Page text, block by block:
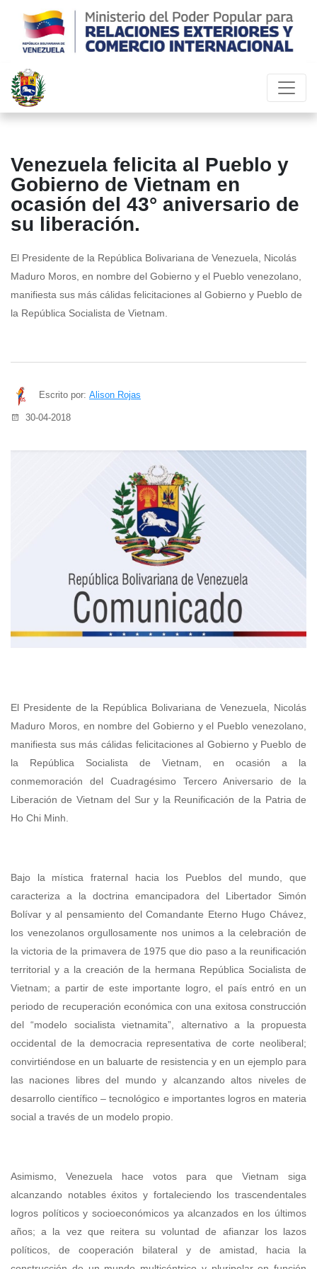
Venezuela felicita al Pueblo y
Gobierno de Vietnam en
ocasión del 43° aniversario de
su liberación.
El Presidente de la República Bolivariana de Venezuela, Nicolás
Maduro Moros, en nombre del Gobierno y el Pueblo venezolano,
manifiesta sus más cálidas felicitaciones al Gobierno y Pueblo de
la República Socialista de Vietnam.
Escrito por: Alison Rojas
30-04-2018
El Presidente de la República Bolivariana de Venezuela, Nicolás
Maduro Moros, en nombre del Gobierno y el Pueblo venezolano,
manifiesta sus más cálidas felicitaciones al Gobierno y Pueblo de
la República Socialista de Vietnam, en ocasión a la
conmemoración del Cuadragésimo Tercero Aniversario de la
Liberación de Vietnam del Sur y la Reunificación de la Patria de
Ho Chi Minh.
Bajo la mística fraternal hacia los Pueblos del mundo, que
caracteriza a la doctrina emancipadora del Libertador Simón
Bolívar y al pensamiento del Comandante Eterno Hugo Chávez,
los venezolanos orgullosamente nos unimos a la celebración de
la victoria de la primavera de 1975 que dio paso a la reunificación
territorial y a la creación de la hermana República Socialista de
Vietnam; a partir de este importante logro, el país entró en un
periodo de recuperación económica con una exitosa construcción
del “modelo socialista vietnamita”, alternativo a la propuesta
occidental de la democracia representativa de corte neoliberal;
convirtiéndose en un baluarte de resistencia y en un ejemplo para
las naciones libres del mundo y alcanzando altos niveles de
desarrollo científico – tecnológico e importantes logros en materia
social a través de un modelo propio.
Asimismo, Venezuela hace votos para que Vietnam siga
alcanzando notables éxitos y fortaleciendo los trascendentales
logros políticos y socioeconómicos ya alcanzados en los últimos
años; a la vez que reitera su voluntad de afianzar los lazos
políticos, de cooperación bilateral y de amistad, hacia la